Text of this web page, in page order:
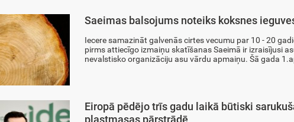
Saeimas balsojums noteiks koksnes
Iecere samazināt galvenās cirtes vecumu par 10 - 20
pirms attiecīgo izmaiņu skatīšanas Saeimā ir izraisījusi
nevalstisko organizāciju asu vārdu apmaiņu. Šā gada
Eiropā pēdējo trīs gadu laikā būtiski
plastmasas pārstrādē